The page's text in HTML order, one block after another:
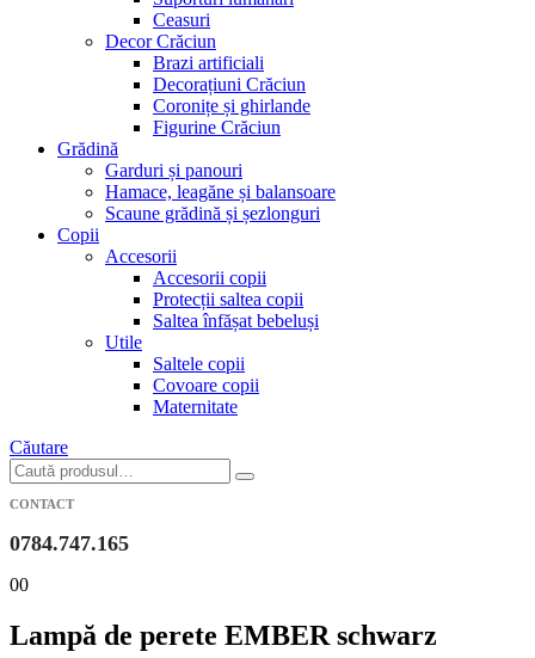
Ceasuri
Decor Crăciun
Brazi artificiali
Decorațiuni Crăciun
Coronițe și ghirlande
Figurine Crăciun
Grădină
Garduri și panouri
Hamace, leagăne și balansoare
Scaune grădină și șezlonguri
Copii
Accesorii
Accesorii copii
Protecții saltea copii
Saltea înfășat bebeluși
Utile
Saltele copii
Covoare copii
Maternitate
Căutare
CONTACT
0784.747.165
00
Lampă de perete EMBER schwarz